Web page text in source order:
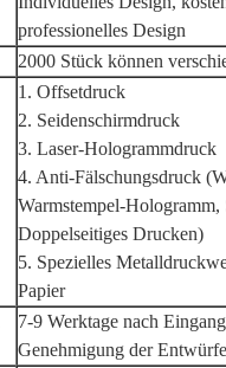
professionelles Design
2000 Stück können
1. Offsetdruck
2. Seidenschirmdruck
3. Laser-Hologrammdruck
4. Anti-Fälschungsdruck
Warmstempel-Hologramm,
Doppelseitiges Drucken)
5. Spezielles
Papier
7-9 Werktage nach
Genehmigung der